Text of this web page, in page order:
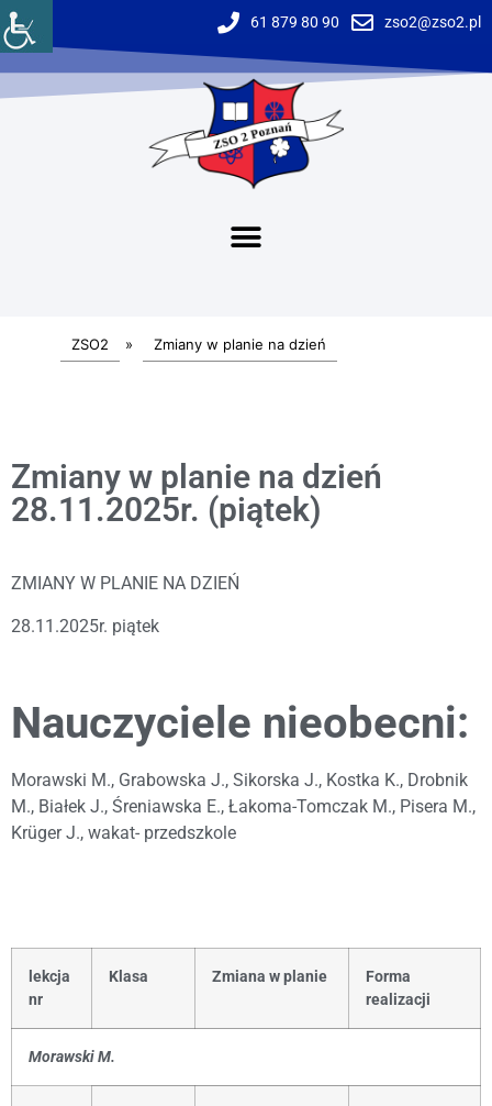
61 879 80 90 zso2@zso2.pl
ZSO2 » Zmiany w planie na dzień
Zmiany w planie na dzień
28.11.2025r. (piątek)
ZMIANY W PLANIE NA DZIEŃ
28.11.2025r. piątek
Nauczyciele nieobecni:
Morawski M., Grabowska J., Sikorska J., Kostka K., Drobnik
M., Białek J., Śreniawska E., Łakoma-Tomczak M., Pisera M.,
Krüger J., wakat- przedszkole
lekcja
nr
Klasa Zmiana w planie
Forma
realizacji
Morawski M.